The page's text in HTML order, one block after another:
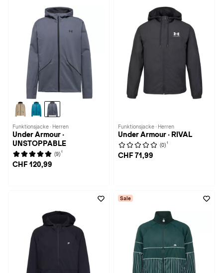
Funktionsjacke · Herren
Under Armour ·
UNSTOPPABLE
(9) 1
CHF 120,99
Funktionsjacke · Herren
Under Armour · RIVAL
(0) 1
CHF 71,99
Sale